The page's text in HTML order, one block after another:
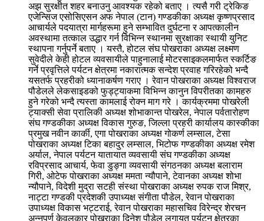
अझ सुरक्षीत शहर बनाउनु आवश्यक रहेको बताए । त्यसै गरी ट्रेकिङ
एजेन्सिज एसोसिएसन अफ नेपाल (टान) गण्डकीका अध्यक्ष कृष्णप्रसाद
आचार्यले पदयात्रा मार्गहरूमा हुने सम्भावित दुर्घटना र आपत्कालीन
अवस्थामा तत्काल उद्धार गर्न विभिन्न स्थानमा सुरक्षाका स्थायी युनिट
स्थापना गर्नुपर्ने बताए । यस्तै, होटल संघ पोखराका अध्यक्ष लक्ष्मण
सुवेदीले केही होटल व्यवसायीले पाहुनालाई मोटरसाइकलमार्फत स्कर्टिङ
गर्ने प्रवृत्तिले पर्यटन क्षेत्रमा नकारात्मक सन्देश प्रवाह गरिरहेको भन्दै
यसतर्फ प्रहरीको ध्यानाकर्षण गराए । रेवान पोखराका अध्यक्ष विश्वराज
पौडेलले लेकसाइडको फुड्ट्याकमा विभिन्न कानुन विपरीतका कामहरु
हुने गरेको भन्दै त्यस्ता कामलाई रोक्न माग गरे । कार्यक्रममा पोखरेली
ट्याक्सी सेवा प्रालिकी अध्यक्ष शोभाकान्त पोखरेल, नेपाल पर्वतारोहण
संघ गण्डकीका अध्यक्ष विकास गुरुङ, जिल्ला प्रहरी कार्यालय कास्कीका
प्रमुख नवीन कार्की, एगा पोखराका अध्यक्ष गोकर्ण लम्साल, टेसा
पोखराका अध्यक्ष टिका बहादुर लम्साल, भिटोफ गण्डकीका अध्यक्ष रमेश
अर्याल, नेपाल पर्यटन यातायात व्यवसायी संघ गण्डकीका अध्यक्ष
रविप्रसाद आचार्य, फेवा डुङ्गा व्यवसायी संगठनका अध्यक्ष बलाराम
गिरी, ओटेफ पोखराका अध्यक्ष ममता न्यौपाने, टेवानका अध्यक्ष शोभा
न्यौपाने, विदेशी मुद्रा सटही संस्था पोखराका अध्यक्ष रुपक राज मिश्र,
नाट्टा गण्डकी प्रदेशकी उपाध्यक्ष संगीता पौडेल, रेवान पोखराका
उपाध्यक्ष विकास भट्टराई, रेवान पोखराका महासचिव विरेन्द्र शेरचन
अन्नपुर्ण केवलकार पोखराका दिनेश पौडेल लगायत पर्यटन क्षेत्रका